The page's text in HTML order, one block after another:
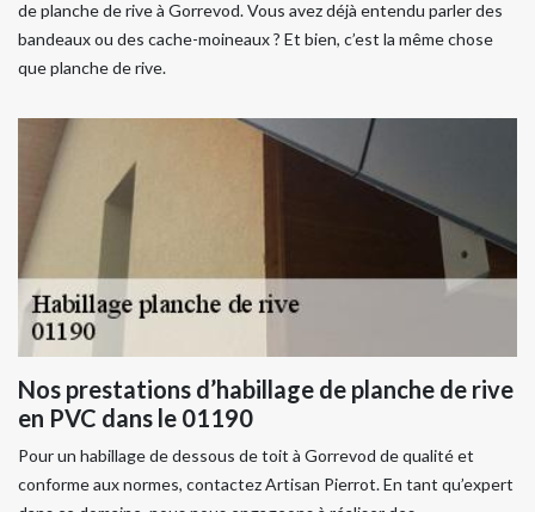
de planche de rive à Gorrevod. Vous avez déjà entendu parler des
bandeaux ou des cache-moineaux ? Et bien, c’est la même chose
que planche de rive.
Nos prestations d’habillage de planche de rive
en PVC dans le 01190
Pour un habillage de dessous de toit à Gorrevod de qualité et
conforme aux normes, contactez Artisan Pierrot. En tant qu’expert